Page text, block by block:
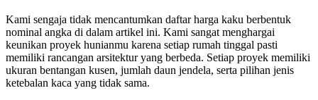
Kami sengaja tidak mencantumkan daftar harga kaku berbentuk
nominal angka di dalam artikel ini. Kami sangat menghargai
keunikan proyek hunianmu karena setiap rumah tinggal pasti
memiliki rancangan arsitektur yang berbeda. Setiap proyek memiliki
ukuran bentangan kusen, jumlah daun jendela, serta pilihan jenis
ketebalan kaca yang tidak sama.